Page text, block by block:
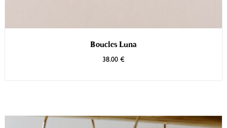
Boucles Luna
38.00 €